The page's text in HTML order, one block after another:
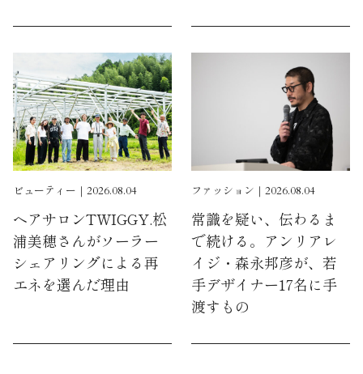
ビューティー｜2026.08.04
ヘアサロンTWIGGY.松
浦美穂さんがソーラー
シェアリングによる再
エネを選んだ理由
ファッション｜2026.08.04
常識を疑い、伝わるま
で続ける。アンリアレ
イジ・森永邦彦が、若
手デザイナー17名に手
渡すもの